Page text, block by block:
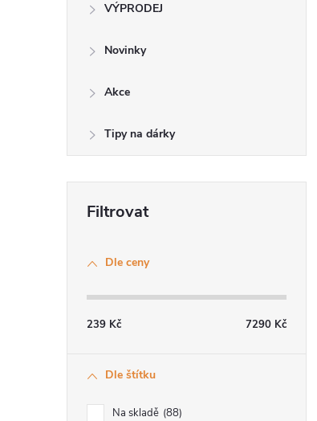
VÝPRODEJ
Novinky
Akce
Tipy na dárky
Dle ceny
239 Kč 7290 Kč
Dle štítku
Na skladě 88